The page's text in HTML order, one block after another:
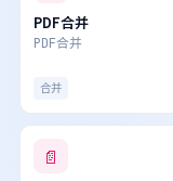
PDF合并
PDF合并
合并
📄